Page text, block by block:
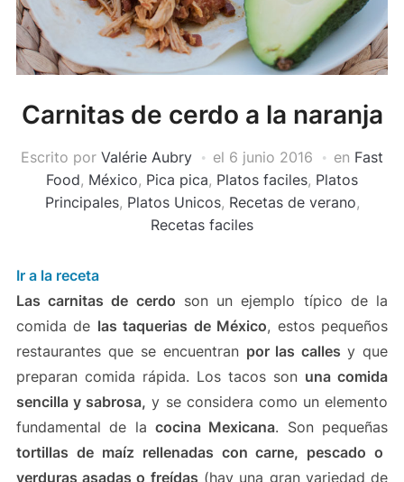
Carnitas de cerdo a la naranja
Escrito por Valérie Aubry el 6 junio 2016 en Fast
Food, México, Pica pica, Platos faciles, Platos
Principales, Platos Unicos, Recetas de verano,
Recetas faciles
Ir a la receta
Las carnitas de cerdo son un ejemplo típico de la
comida de las taquerias de México, estos pequeños
restaurantes que se encuentran por las callesy que
preparan comida rápida. Los tacos son una comida
sencilla y sabrosa, y se considera como un elemento
fundamental de la cocina Mexicana. Son pequeñas
tortillas de maíz rellenadas con carne, pescado o
verduras asadas o freídas (hay una gran variedad de